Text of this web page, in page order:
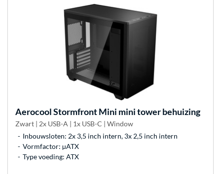
AerocoolStormfront Mini mini tower behuizing
Zwart | 2x USB-A | 1x USB-C | Window
Inbouwsloten: 2x 3,5 inch intern, 3x 2,5 inch intern
Vormfactor: µATX
Type voeding: ATX